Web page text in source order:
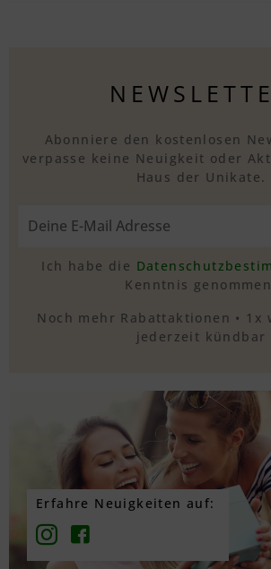
Abonniere den kostenlosen
verpasse keine Neuigkeit oder
Haus der Unikate.
Ich habe die
Kenntnis
Noch mehr Rabattaktionen • 1x
jederzeit kündbar
Erfahre Neuigkeiten auf: